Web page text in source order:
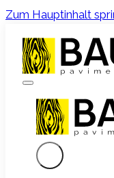
Zum Hauptinhalt